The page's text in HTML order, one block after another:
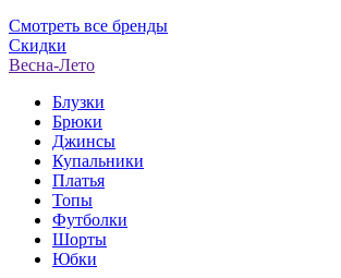
Смотреть все бренды
Скидки
Весна-Лето
Блузки
Брюки
Джинсы
Купальники
Платья
Топы
Футболки
Шорты
Юбки